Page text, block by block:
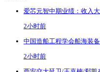
爱芯元智中期业绩：收入
2小时前
中国造船工程学会船海装
2小时前